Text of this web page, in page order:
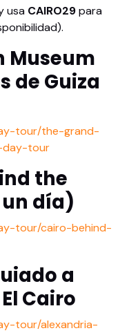
usa CAIRO29para
Museum
de Guiza
tour/the-grand-
day-tour
the
un día)
tour/cairo-behind-
a
Cairo
tour/alexandria-